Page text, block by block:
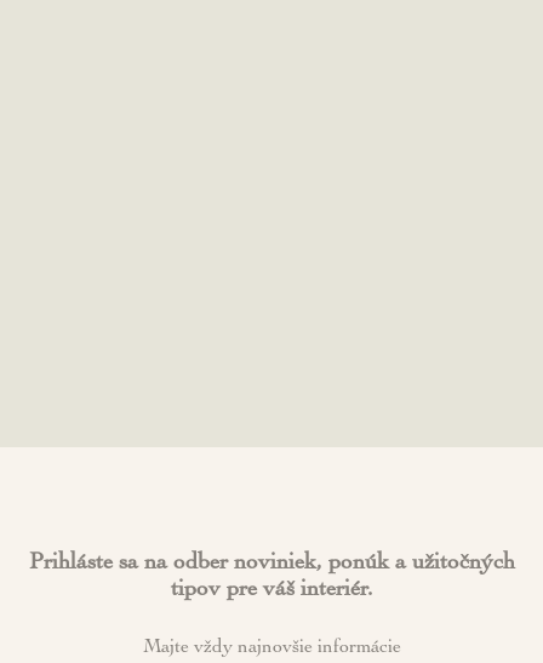
Prihláste sa na odber noviniek, ponúk a užitočných
tipov pre váš interiér.
Majte vždy najnovšie informácie